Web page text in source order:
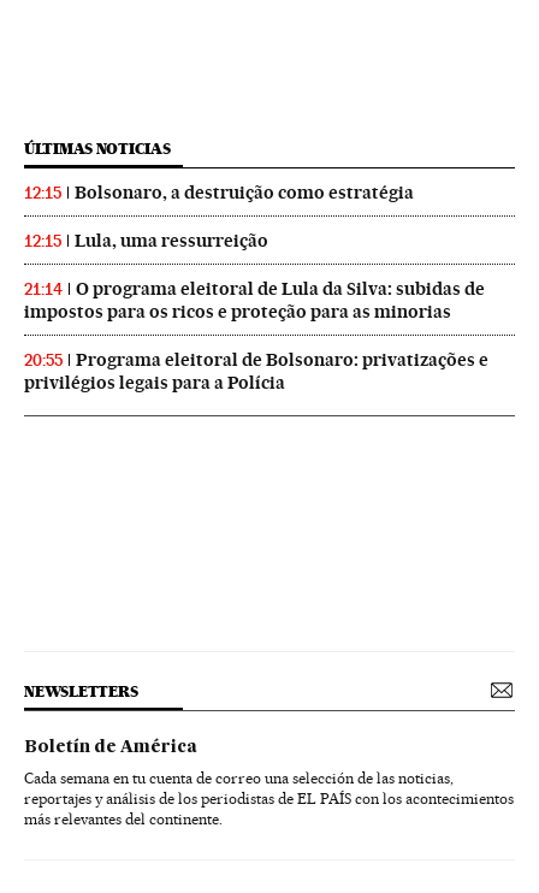
ÚLTIMAS NOTICIAS
12:15 Bolsonaro, a destruição como estratégia
12:15 Lula, uma ressurreição
21:14
O programa eleitoral de Lula da Silva: subidas de
impostos para os ricos e proteção para as minorias
20:55
Programa eleitoral de Bolsonaro: privatizações e
privilégios legais para a Polícia
NEWSLETTERS
Boletín de América
Cada semana en tu cuenta de correo una selección de las noticias,
reportajes y análisis de los periodistas de EL PAÍS con los acontecimientos
más relevantes del continente.